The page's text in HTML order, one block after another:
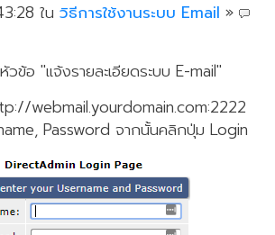
ใน วิธีการใช้งานระบบ Email »
หัวข้อ "แจ้งรายละเอียดระบบ E-mail"
webmail.yourdomain.com:2222
Password จากนั้นคลิกปุ่ม Login